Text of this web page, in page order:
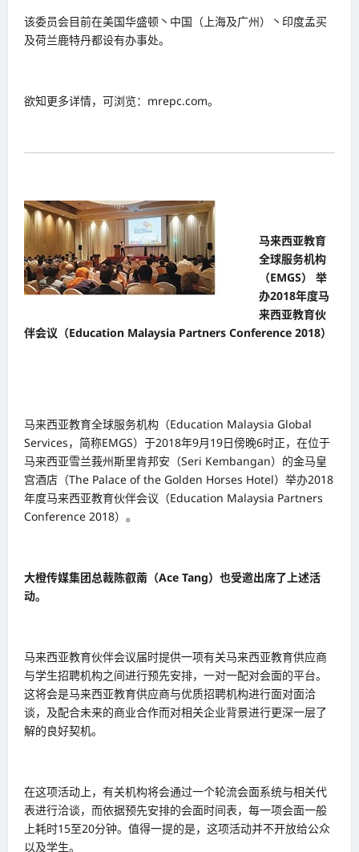
该委员会目前在美国华盛顿丶中国（上海及广州）丶印度孟买
及荷兰鹿特丹都设有办事处。
欲知更多详情，可浏览：mrepc.com。
马来西亚教育
全球服务机构
（EMGS） 举
办2018年度马
来西亚教育伙
伴会议（Education Malaysia Partners Conference 2018）
马来西亚教育全球服务机构（Education Malaysia Global
Services，简称EMGS）于2018年9月19日傍晚6时正，在位于
马来西亚雪兰莪州斯里肯邦安（Seri Kembangan）的金马皇
宫酒店（The Palace of the Golden Horses Hotel）举办2018
年度马来西亚教育伙伴会议（Education Malaysia Partners
Conference 2018）。
大橙传媒集团总裁陈叡萳（Ace Tang）也受邀出席了上述活
动。
马来西亚教育伙伴会议届时提供一项有关马来西亚教育供应商
与学生招聘机构之间进行预先安排，一对一配对会面的平台。
这将会是马来西亚教育供应商与优质招聘机构进行面对面洽
谈，及配合未来的商业合作而对相关企业背景进行更深一层了
解的良好契机。
在这项活动上，有关机构将会通过一个轮流会面系统与相关代
表进行洽谈，而依据预先安排的会面时间表，每一项会面一般
上耗时15至20分钟。值得一提的是，这项活动并不开放给公众
以及学生。